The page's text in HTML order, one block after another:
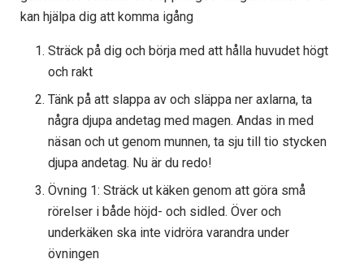
kan hjälpa dig att komma igång
Sträck på dig och börja med att hålla huvudet högt
och rakt
Tänk på att slappa av och släppa ner axlarna, ta
några djupa andetag med magen. Andas in med
näsan och ut genom munnen, ta sju till tio stycken
djupa andetag. Nu är du redo!
Övning 1: Sträck ut käken genom att göra små
rörelser i både höjd- och sidled. Över och
underkäken ska inte vidröra varandra under
övningen